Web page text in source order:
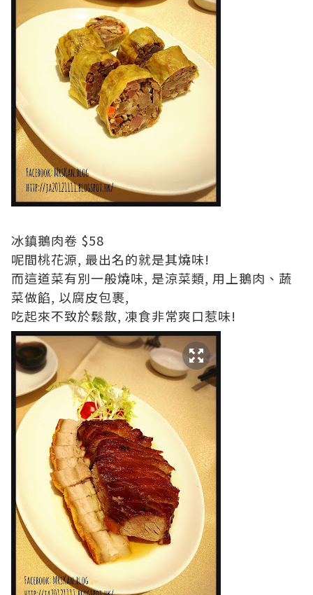
冰鎮鵝肉卷 $58
呢間桃花源, 最出名的就是其燒味!
而這道菜有別一般燒味, 是涼菜類, 用上鵝肉、蔬
菜做餡, 以腐皮包裹,
吃起來不致於鬆散, 凍食非常爽口惹味!